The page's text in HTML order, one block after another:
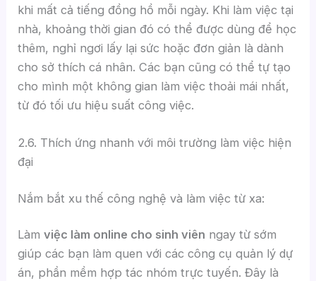
khi mất cả tiếng đồng hồ mỗi ngày. Khi làm việc tại
nhà, khoảng thời gian đó có thể được dùng để học
thêm, nghỉ ngơi lấy lại sức hoặc đơn giản là dành
cho sở thích cá nhân. Các bạn cũng có thể tự tạo
cho mình một không gian làm việc thoải mái nhất,
từ đó tối ưu hiệu suất công việc.
2.6. Thích ứng nhanh với môi trường làm việc hiện
đại
Nắm bắt xu thế công nghệ và làm việc từ xa:
Làmviệc làm online cho sinh viên ngay từ sớm
giúp các bạn làm quen với các công cụ quản lý dự
án, phần mềm hợp tác nhóm trực tuyến. Đây là